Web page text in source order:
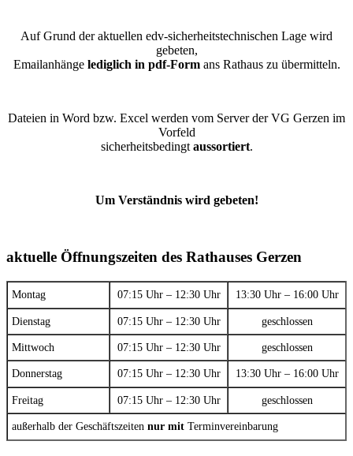
Auf Grund der aktuellen edv-sicherheitstechnischen Lage wird
gebeten,
Emailanhänge lediglich in pdf-Formans Rathaus zu übermitteln.
Dateien in Word bzw. Excel werden vom Server der VG Gerzen im
Vorfeld
sicherheitsbedingt aussortiert.
Um Verständnis wird gebeten!
aktuelle Öffnungszeiten des Rathauses Gerzen
Montag 07:15 Uhr – 12:30 Uhr 13:30 Uhr – 16:00 Uhr
Dienstag 07:15 Uhr – 12:30 Uhr geschlossen
Mittwoch 07:15 Uhr – 12:30 Uhr geschlossen
Donnerstag 07:15 Uhr – 12:30 Uhr 13:30 Uhr – 16:00 Uhr
Freitag 07:15 Uhr – 12:30 Uhr geschlossen
außerhalb der Geschäftszeiten nur mit Terminvereinbarung